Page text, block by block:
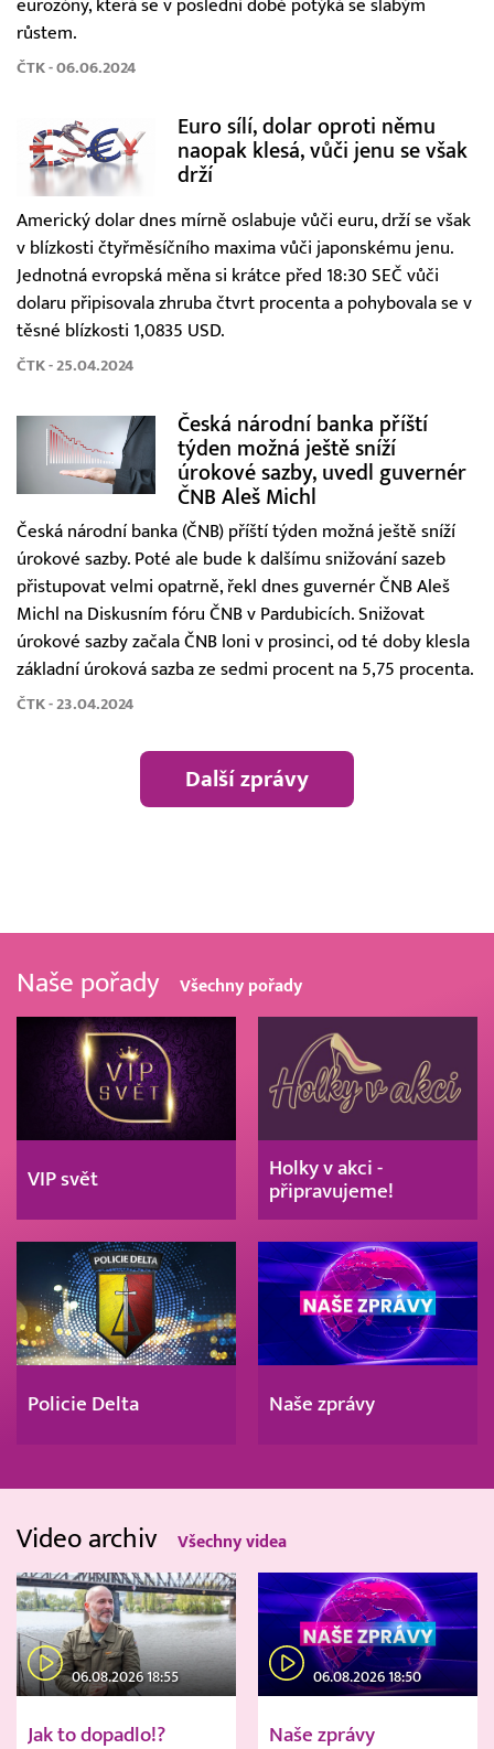
eurozóny, která se v poslední době potýká se slabým
růstem.
ČTK - 06.06.2024
Euro sílí, dolar oproti němu
naopak klesá, vůči jenu se však
drží
Americký dolar dnes mírně oslabuje vůči euru, drží se však
v blízkosti čtyřměsíčního maxima vůči japonskému jenu.
Jednotná evropská měna si krátce před 18:30 SEČ vůči
dolaru připisovala zhruba čtvrt procenta a pohybovala se v
těsné blízkosti 1,0835 USD.
ČTK - 25.04.2024
Česká národní banka příští
týden možná ještě sníží
úrokové sazby, uvedl guvernér
ČNB Aleš Michl
Česká národní banka (ČNB) příští týden možná ještě sníží
úrokové sazby. Poté ale bude k dalšímu snižování sazeb
přistupovat velmi opatrně, řekl dnes guvernér ČNB Aleš
Michl na Diskusním fóru ČNB v Pardubicích. Snižovat
úrokové sazby začala ČNB loni v prosinci, od té doby klesla
základní úroková sazba ze sedmi procent na 5,75 procenta.
ČTK - 23.04.2024
Další zprávy
Naše pořady Všechny pořady
VIP svět
Holky v akci -
připravujeme!
Policie Delta Naše zprávy
Video archiv Všechny videa
06.08.2026 18:55
Jak to dopadlo!?
06.08.2026 18:50
Naše zprávy